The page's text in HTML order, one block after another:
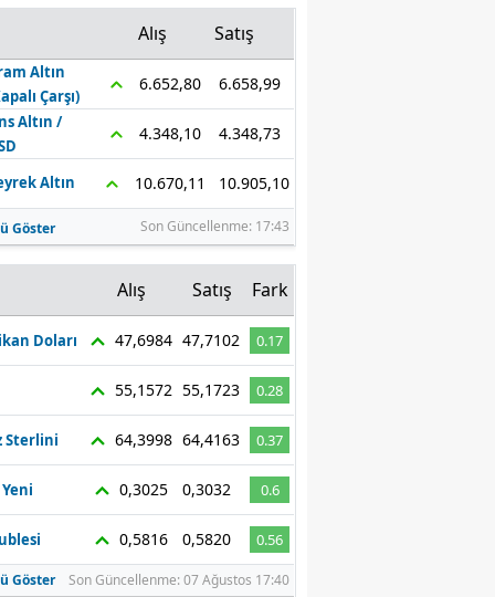
İstanbul
İzmir
Kastamonu
Kayseri
Kırşehir
Kocaeli
Konya
Kütahya
Malatya
Manisa
Kahramanmaraş
Başvuru Şartları
Açıklandı
Alış Satış
Altın
Çarşı)
6.652,80 6.658,99
Altın /
4.348,10 4.348,73
Altın 10.670,11 10.905,10
Göster Son Güncellenme: 17:43
Alış Satış Fark
Doları 47,6984 47,7102 0.17
55,1572 55,1723 0.28
Sterlini 64,3998 64,4163 0.37
0,3025 0,3032 0.6
0,5816 0,5820 0.56
Göster Son Güncellenme: 07 Ağustos 17:40